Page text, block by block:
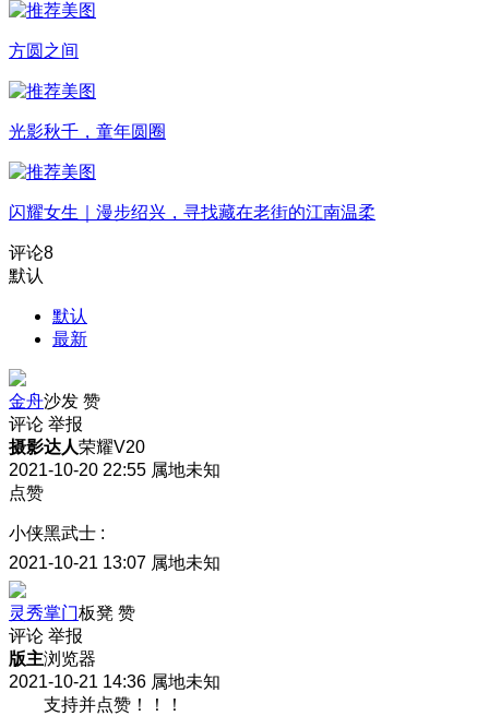
方圆之间
光影秋千，童年圆圈
闪耀女生｜漫步绍兴，寻找藏在老街的江南温柔
评论8
默认
默认
最新
金舟沙发 赞
评论 举报
摄影达人荣耀V20
2021-10-20 22:55 属地未知
点赞
小侠黑武士 :
2021-10-21 13:07 属地未知
灵秀掌门板凳 赞
评论 举报
版主浏览器
2021-10-21 14:36 属地未知
支持并点赞！！！